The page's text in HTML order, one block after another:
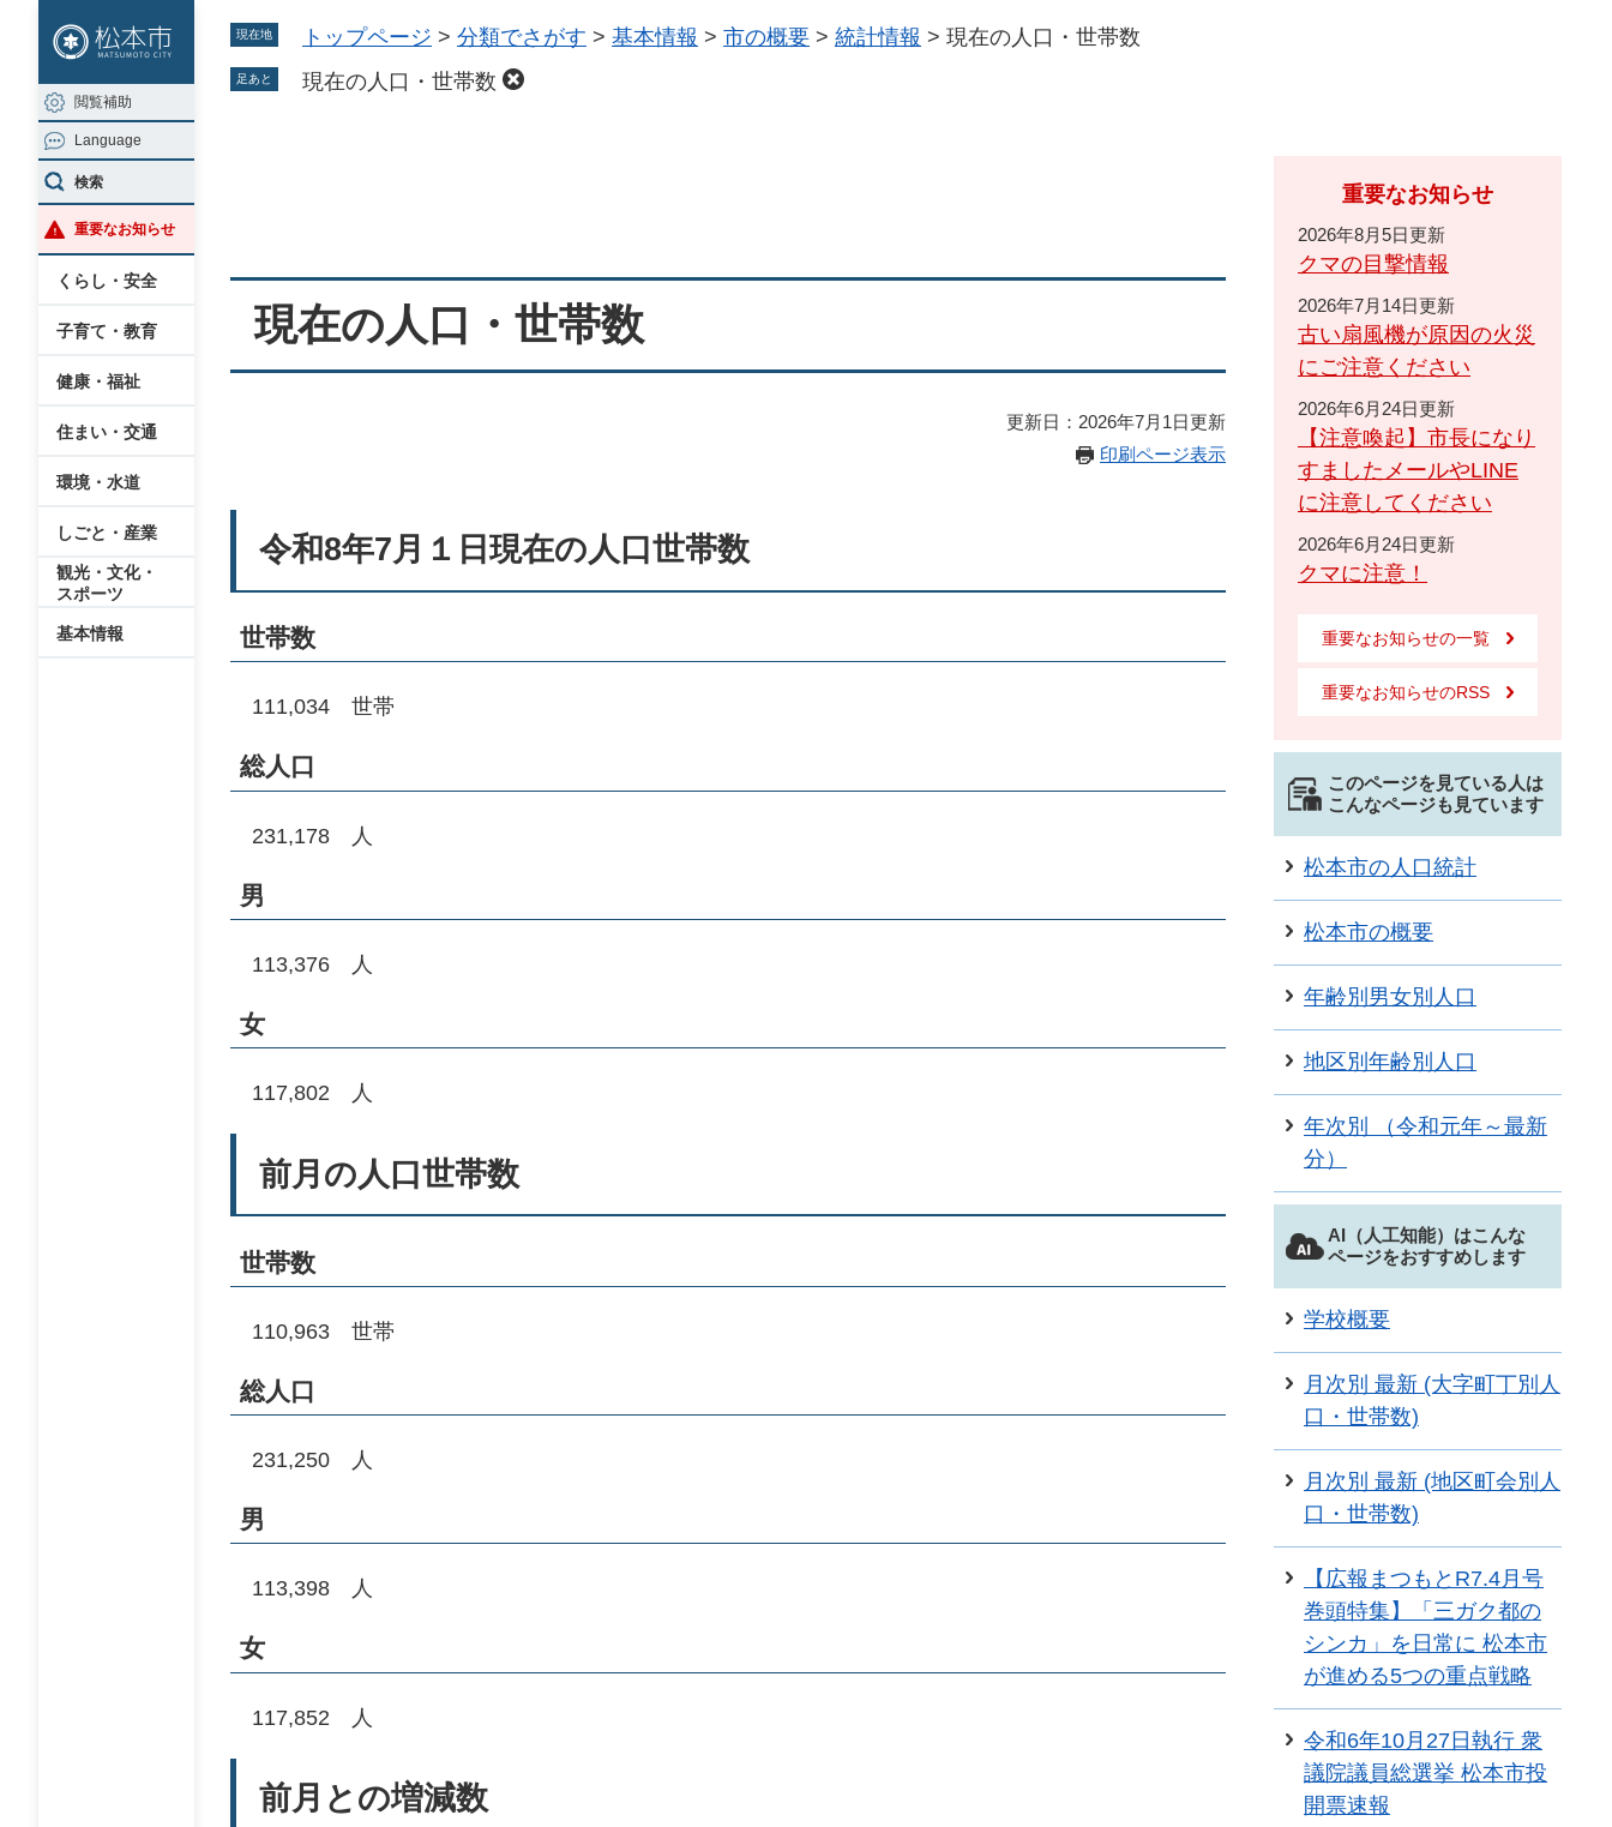
ジ
の
先
頭
で
す
ュ
ー
を
飛
ば
し
閲覧補助
Language
検索
重要なお知らせ
くらし・安全
子育て・教育
健康・福祉
住まい・交通
環境・水道
しごと・産業
観光・文化・
スポーツ
基本情報
現在地 トップページ > 分類でさがす > 基本情報 > 市の概要 > 統計情報 > 現在の人口・世帯数
足あと 現在の人口・世帯数
現在の人口・世帯数
更新日：2026年7月1日更新
印刷ページ表示
令和8年7月１日現在の人口世帯数
世帯数
111,034 世帯
総人口
231,178 人
男
113,376 人
女
117,802 人
前月の人口世帯数​​
世帯数
110,963 世帯
総人口
231,250 人
男
113,398 人
女
117,852 人
前月との増減数
重要なお知らせ
2026年8月5日更新
クマの目撃情報
2026年7月14日更新
古い扇風機が原因の火災
にご注意ください
2026年6月24日更新
【注意喚起】市長になり
すましたメールやLINE
に注意してください
2026年6月24日更新
クマに注意！
重要なお知らせの一覧
重要なお知らせのRSS
このページを見ている人は
こんなページも見ています
松本市の人口統計
松本市の概要
年齢別男女別人口
地区別年齢別人口
年次別 （令和元年～最新
分）
AI（人工知能）はこんな
ページをおすすめします
学校概要
月次別 最新 (大字町丁別人
口・世帯数)
月次別 最新 (地区町会別人
口・世帯数)
【広報まつもとR7.4月号
巻頭特集】「三ガク都の
シンカ」を日常に 松本市
が進める5つの重点戦略
令和6年10月27日執行 衆
議院議員総選挙 松本市投
開票速報